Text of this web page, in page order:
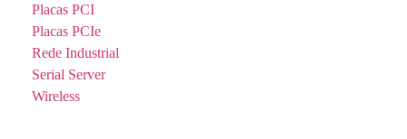
Placas PCI
Placas PCIe
Rede Industrial
Serial Server
Wireless